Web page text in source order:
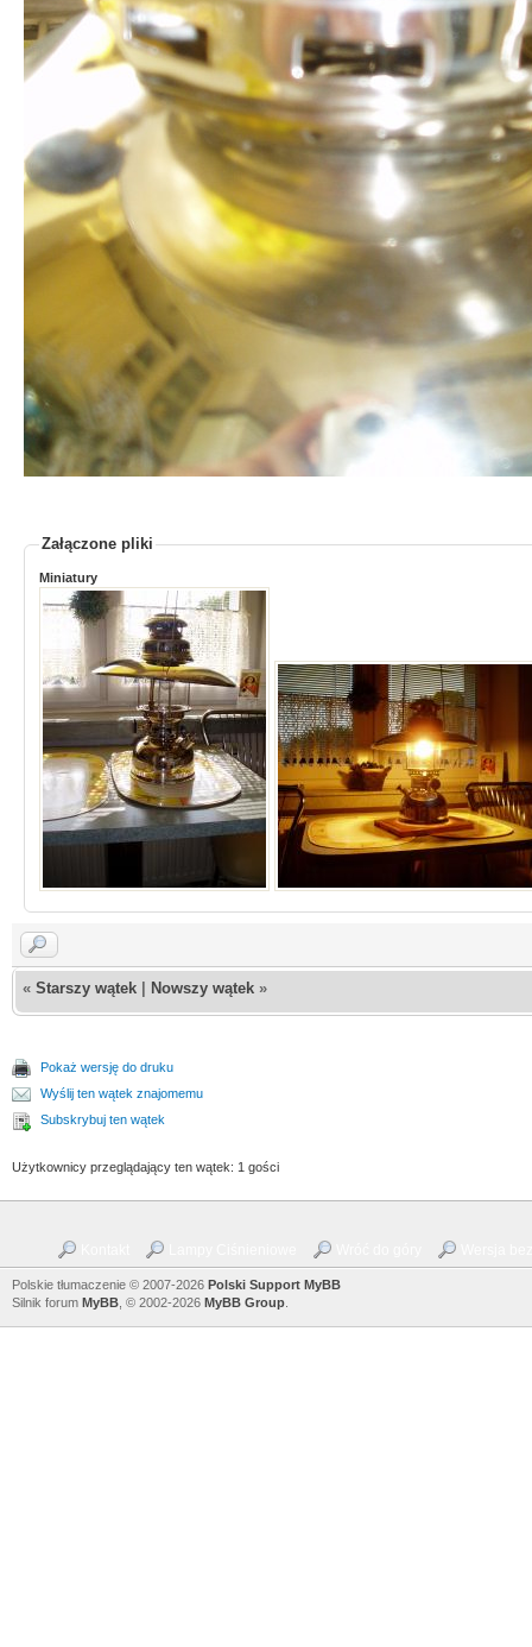
Załączone pliki
Miniatury
« Starszy wątek Nowszy wątek »
Pokaż wersję do druku
Wyślij ten wątek znajomemu
Subskrybuj ten wątek
Użytkownicy przeglądający ten wątek: 1 gości
Polskie tłumaczenie © 2007-2026 Polski Support MyBB
Silnik forum MyBB, © 2002-2026 MyBB Group.